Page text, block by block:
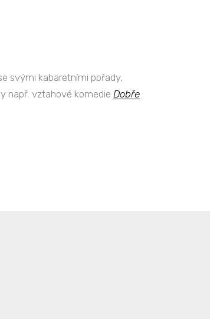
svými kabaretními pořady,
např. vztahové komedie Dobře